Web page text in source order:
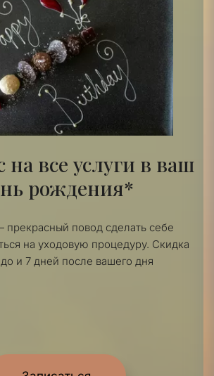
на все услуги в ваш
рождения*
повод сделать себе
на уходовую процедуру. Скидка
и 7 дней после вашего дня